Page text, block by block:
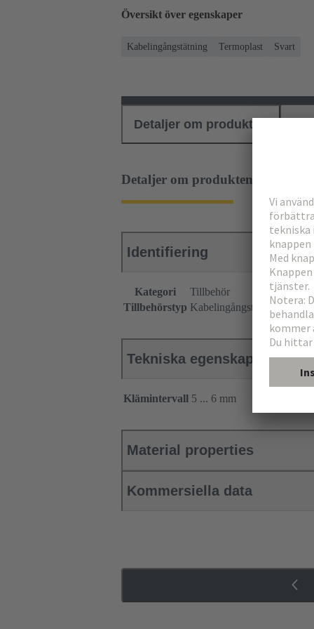
Översikt över egenskaper
Kabelingångstätning Termoplast Svart
Detaljer om produkten
Detaljer om produkten
Identifiering
Kategori
Tillbehör
Tillbehörstyp Kabelingångstätning
Tekniska egenskaper
Klämintervall 5 ... 6 mm
Material properties
Kommersiella data